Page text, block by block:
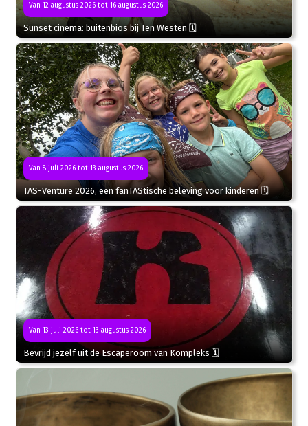
Van 12 augustus 2026 tot 16 augustus 2026
Sunset cinema: buitenbios bij Ten Westen 🗓
Van 8 juli 2026 tot 13 augustus 2026
TAS-Venture 2026, een fanTAStische beleving voor kinderen 🗓
Van 13 juli 2026 tot 13 augustus 2026
Bevrijd jezelf uit de Escaperoom van Kompleks 🗓